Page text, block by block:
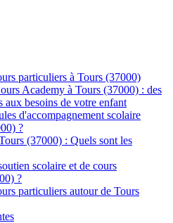
particuliers à Tours (37000)
Academy à Tours (37000) : des
aux besoins de votre enfant
d'accompagnement scolaire
?
(37000) : Quels sont les
scolaire et de cours
?
particuliers autour de Tours